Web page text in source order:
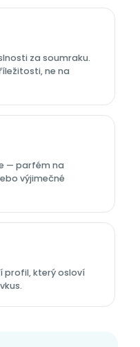
za soumraku.
ne na
— parfém na
výjimečné
profil, který osloví